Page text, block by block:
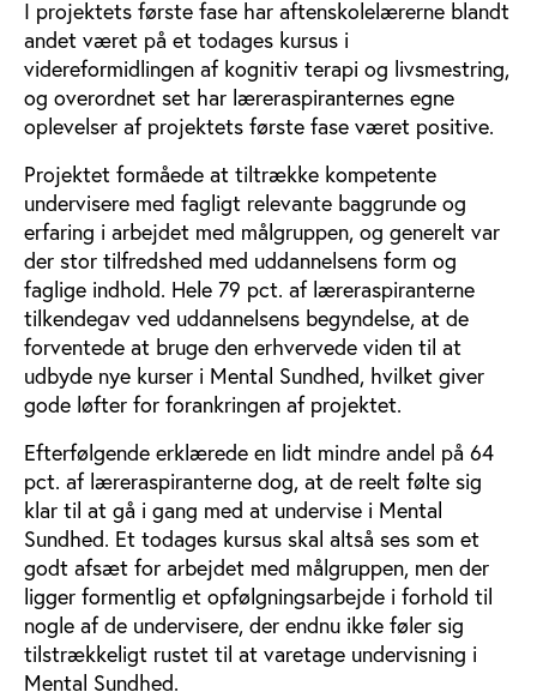
I projektets første fase har aftenskolelærerne blandt
andet været på et todages kursus i
videreformidlingen af kognitiv terapi og livsmestring,
og overordnet set har læreraspiranternes egne
oplevelser af projektets første fase været positive.
Projektet formåede at tiltrække kompetente
undervisere med fagligt relevante baggrunde og
erfaring i arbejdet med målgruppen, og generelt var
der stor tilfredshed med uddannelsens form og
faglige indhold. Hele 79 pct. af læreraspiranterne
tilkendegav ved uddannelsens begyndelse, at de
forventede at bruge den erhvervede viden til at
udbyde nye kurser i Mental Sundhed, hvilket giver
gode løfter for forankringen af projektet.
Efterfølgende erklærede en lidt mindre andel på 64
pct. af læreraspiranterne dog, at de reelt følte sig
klar til at gå i gang med at undervise i Mental
Sundhed. Et todages kursus skal altså ses som et
godt afsæt for arbejdet med målgruppen, men der
ligger formentlig et opfølgningsarbejde i forhold til
nogle af de undervisere, der endnu ikke føler sig
tilstrækkeligt rustet til at varetage undervisning i
Mental Sundhed.